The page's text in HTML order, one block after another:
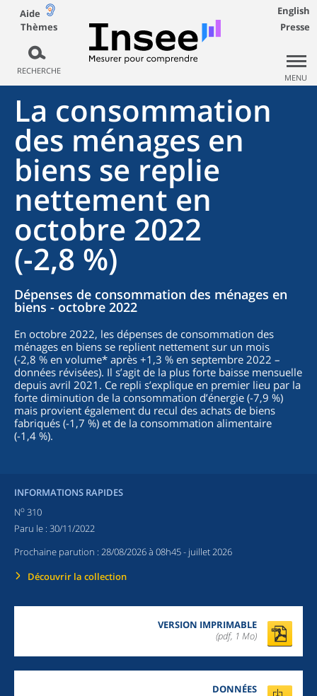
Aide
Thèmes
RECHERCHE
English
Presse
MENU
La consommation
des ménages en
biens se replie
nettement en
octobre 2022
(-2,8 %)
Dépenses de consommation des ménages en
biens - octobre 2022
En octobre 2022, les dépenses de consommation des
ménages en biens se replient nettement sur un mois
(-2,8 % en volume* après +1,3 % en septembre 2022 –
données révisées). Il s’agit de la plus forte baisse mensuelle
depuis avril 2021. Ce repli s’explique en premier lieu par la
forte diminution de la consommation d’énergie (-7,9 %)
mais provient également du recul des achats de biens
fabriqués (-1,7 %) et de la consommation alimentaire
(-1,4 %).
INFORMATIONS RAPIDES
No 310
Paru le : 30/11/2022
Prochaine parution : 28/08/2026 à 08h45- juillet 2026
Découvrir la collection
VERSION IMPRIMABLE
(pdf, 1 Mo)
DONNÉES